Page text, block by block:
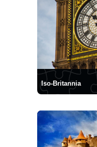
Iso-Britannia